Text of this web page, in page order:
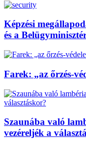
Képzési
és a
Farek: „az őrzés-
Szaunába való
vezéreljék a